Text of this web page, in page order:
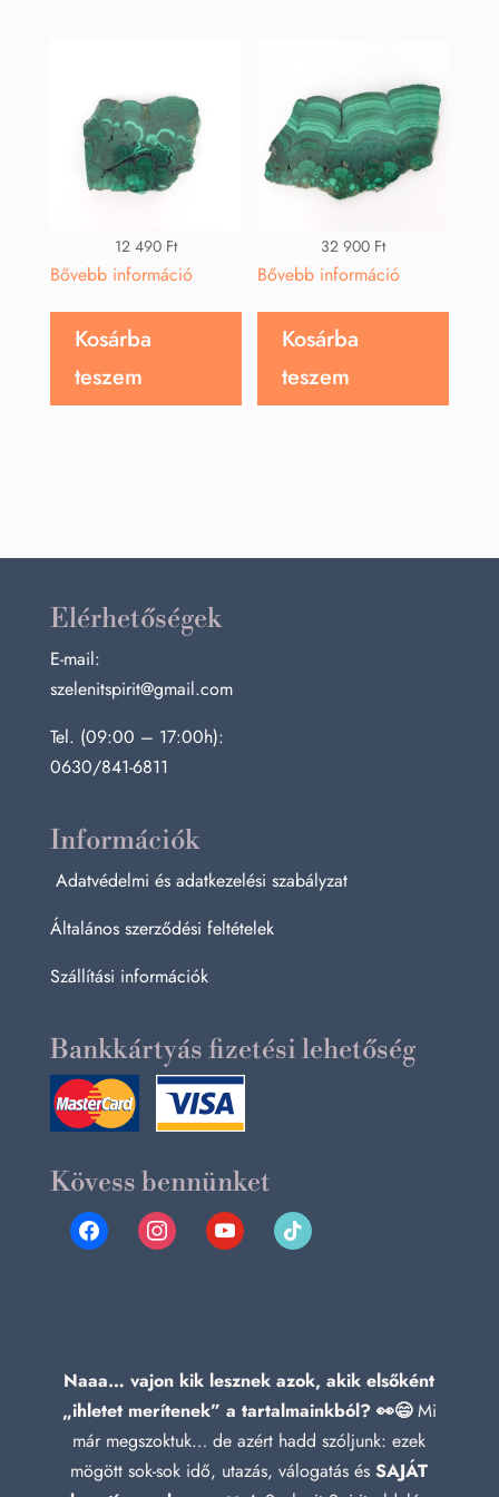
12 490 Ft
Bővebb információ
Kosárba
teszem
32 900 Ft
Bővebb információ
Kosárba
teszem
Elérhetőségek
E-mail:
szelenitspirit@gmail.com
Tel. (09:00 – 17:00h):
0630/841-6811
Információk
Adatvédelmi és adatkezelési szabályzat
Általános szerződési feltételek
Szállítási információk
Bankkártyás fizetési lehetőség
Kövess bennünket
facebookinstagramyoutube tiktok
Naaa… vajon kik lesznek azok, akik elsőként
„ihletet merítenek” a tartalmainkból? 👀😄Mi
már megszoktuk… de azért hadd szóljunk: ezek
mögött sok-sok idő, utazás, válogatás ésSAJÁT